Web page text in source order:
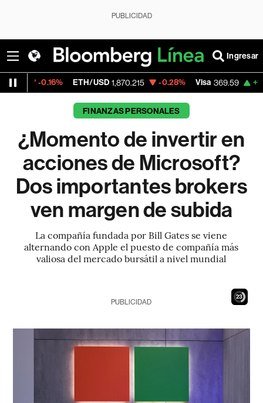
PUBLICIDAD
Ingresar
ETH/USD 1,870.215 -0.28% Visa 369.59 +1.07%
FINANZAS PERSONALES
¿Momento de invertir en
acciones de Microsoft?
Dos importantes brokers
ven margen de subida
La compañía fundada por Bill Gates se viene
alternando con Apple el puesto de compañía más
valiosa del mercado bursátil a nivel mundial
22
PUBLICIDAD